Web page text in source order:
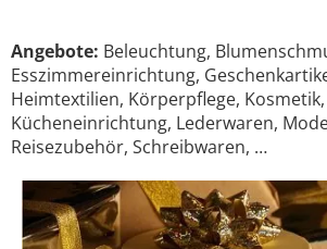
Angebote: Beleuchtung,
Esszimmereinrichtung,
Heimtextilien, Körperpflege, Kosmetik,
Kücheneinrichtung, Lederwaren,
Reisezubehör, Schreibwaren, …